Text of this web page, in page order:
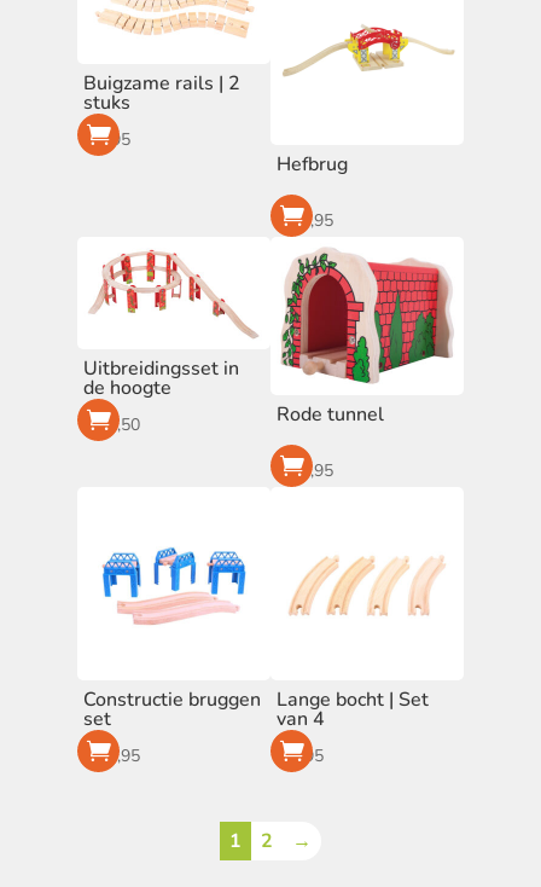
Buigzame rails | 2
stuks
€9,95
Hefbrug
€23,95
Uitbreidingsset in
de hoogte
€42,50 Rode tunnel
€12,95
Constructie bruggen
set
€19,95
Lange bocht | Set
van 4
€4,95
1 2 →